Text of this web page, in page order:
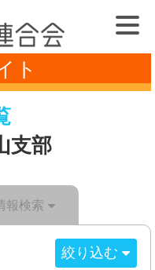
ト
支部
報検索
絞り込む